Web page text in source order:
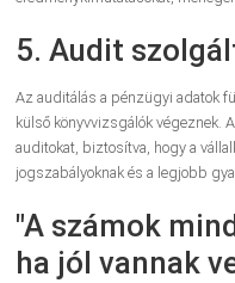
5. Audit
Az auditálás a pénzügyi adatok
külső könyvvizsgálók végeznek.
auditokat, biztosítva, hogy a
jogszabályoknak és a legjobb
"A számok
ha jól vannak